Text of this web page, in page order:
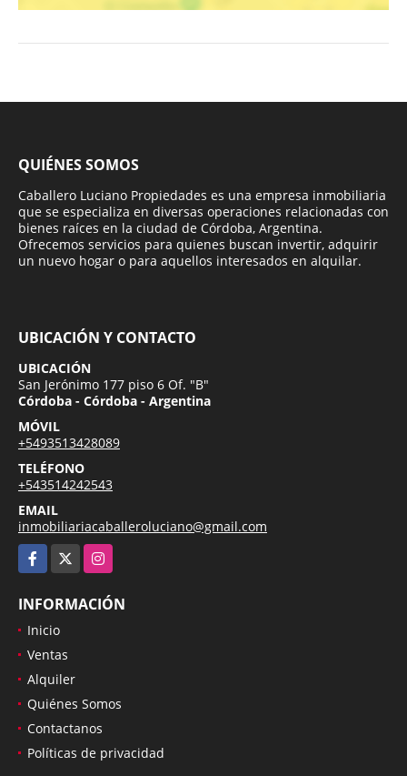
QUIÉNES SOMOS
Caballero Luciano Propiedades es una empresa inmobiliaria
que se especializa en diversas operaciones relacionadas con
bienes raíces en la ciudad de Córdoba, Argentina.
Ofrecemos servicios para quienes buscan invertir, adquirir
un nuevo hogar o para aquellos interesados en alquilar.
UBICACIÓN Y CONTACTO
UBICACIÓN
San Jerónimo 177 piso 6 Of. "B"
Córdoba - Córdoba - Argentina
MÓVIL
+5493513428089
TELÉFONO
+543514242543
EMAIL
inmobiliariacaballeroluciano@gmail.com
Facebook
Instagram
INFORMACIÓN
Inicio
Ventas
Alquiler
Quiénes Somos
Contactanos
Políticas de privacidad